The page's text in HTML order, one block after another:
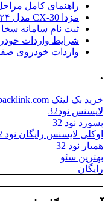
راهنمای کامل مراحل و
مزدا CX-30 مدل ۲۰۲۴ آفتاب خودرو؛ بررسی و مشخصات فنی
ثبت نام سامانه
شرایط واردات
واردات خودروی
.
خرید بک لینک behtarinbacklink.com
لایسنس نود32
پسورد نود 32
اوکلی لایسنس رایگان نود 32
همیار نود 32
بهترین سئو
رایگان